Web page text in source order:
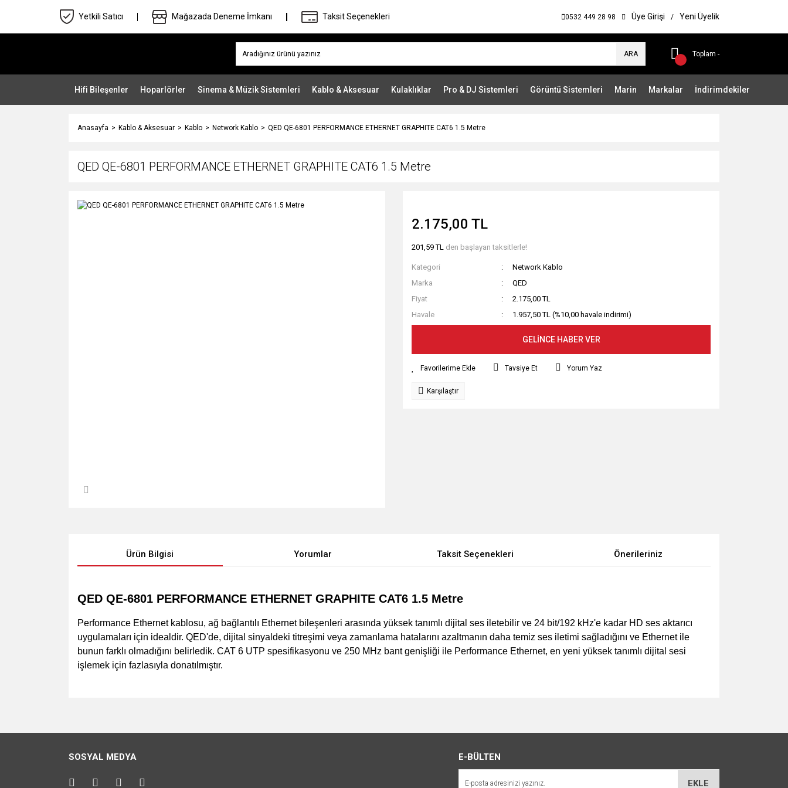
Yetkili Satıcı Mağazada Deneme İmkanı Taksit Seçenekleri 0532 449 28 98 Üye Girişi / Yeni Üyelik
ARA Toplam -
Hifi Bileşenler Hoparlörler Sinema & Müzik Sistemleri Kablo & Aksesuar Kulaklıklar Pro & DJ Sistemleri Görüntü Sistemleri Marin Markalar İndirimdekiler
Anasayfa Kablo & Aksesuar Kablo Network Kablo QED QE-6801 PERFORMANCE ETHERNET GRAPHITE CAT6 1.5 Metre
QED QE-6801 PERFORMANCE ETHERNET GRAPHITE CAT6 1.5 Metre
2.175,00 TL
201,59 TL den başlayan taksitlerle!
Kategori
Network Kablo
Marka
QED
Fiyat
2.175,00 TL
Havale
1.957,50 TL (%10,00 havale indirimi)
GELİNCE HABER VER
Tavsiye Et Yorum Yaz
Karşılaştır
Ürün Bilgisi Yorumlar Taksit Seçenekleri Önerileriniz
QED QE-6801 PERFORMANCE ETHERNET GRAPHITE CAT6 1.5 Metre
Performance Ethernet kablosu, ağ bağlantılı Ethernet bileşenleri arasında yüksek tanımlı dijital ses iletebilir ve 24 bit/192 kHz'e kadar HD ses aktarıcı
uygulamaları için idealdir. QED'de, dijital sinyaldeki titreşimi veya zamanlama hatalarını azaltmanın daha temiz ses iletimi sağladığını ve Ethernet ile
bunun farklı olmadığını belirledik. CAT 6 UTP spesifikasyonu ve 250 MHz bant genişliği ile Performance Ethernet, en yeni yüksek tanımlı dijital sesi
işlemek için fazlasıyla donatılmıştır.
Ürün açıklamasında eksik bilgiler bulunuyor.
SOSYAL MEDYA E-BÜLTEN
EKLE